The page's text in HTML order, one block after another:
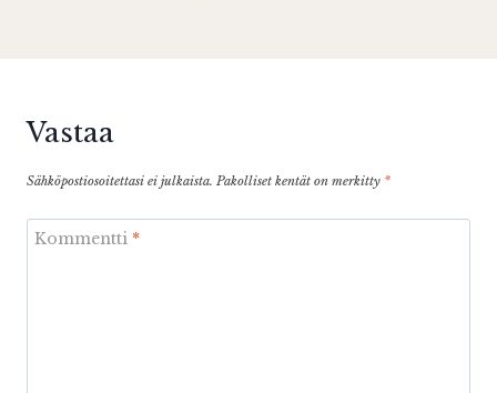
Vastaa
Sähköpostiosoitettasi ei julkaista. Pakolliset kentät on merkitty *
Kommentti *